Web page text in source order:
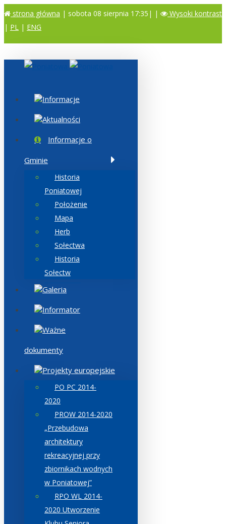
strona główna | sobota 08 sierpnia 17:35| |
Wysoki kontrast
| PL | ENG
Informacje
Aktualności
Informacje o
Gminie
Historia
Poniatowej
Położenie
Mapa
Herb
Sołectwa
Historia
Sołectw
Galeria
Informator
Ważne
dokumenty
Projekty europejskie
PO PC 2014-
2020
PROW 2014-2020
„Przebudowa
architektury
rekreacyjnej przy
zbiornikach wodnych
w Poniatowej”
RPO WL 2014-
2020 Utworzenie